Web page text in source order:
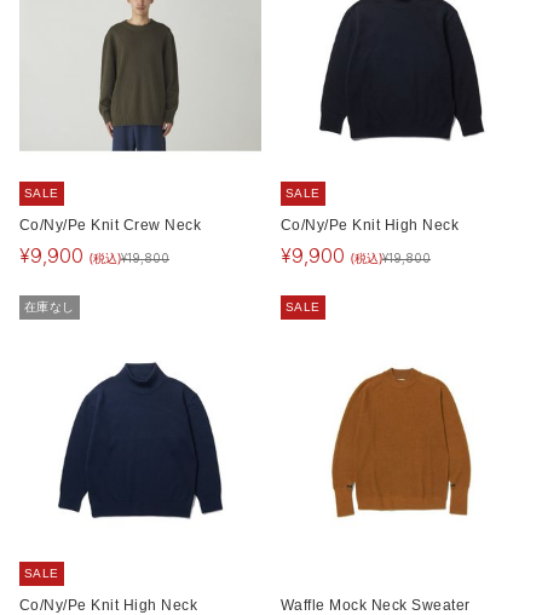
SALE
Co/Ny/Pe Knit Crew Neck
¥9,900 (税込)¥19,800
SALE
Co/Ny/Pe Knit High Neck
¥9,900 (税込)¥19,800
在庫なし
SALE
Co/Ny/Pe Knit High Neck
SALE
Waffle Mock Neck Sweater